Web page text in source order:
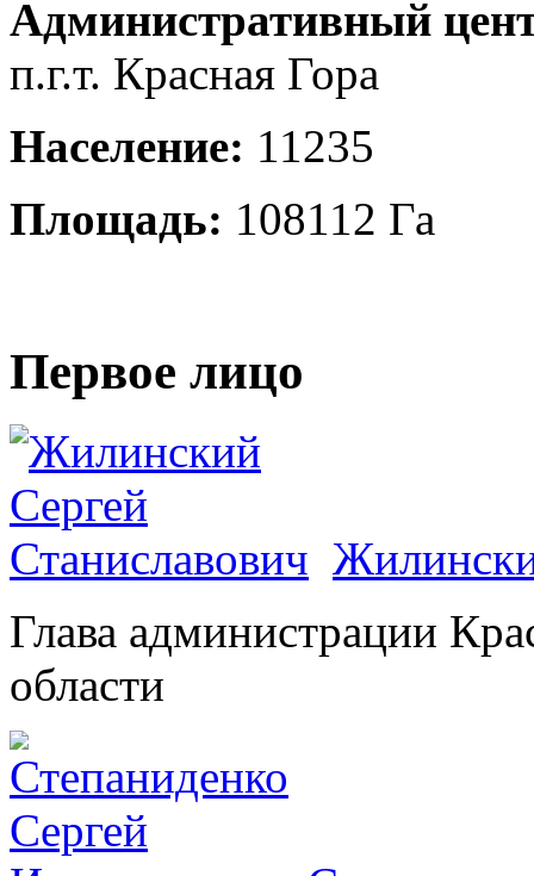
Административный
п.г.т. Красная Гора
Население: 11235
Площадь: 108112 Га
Первое лицо
Глава администрации
области